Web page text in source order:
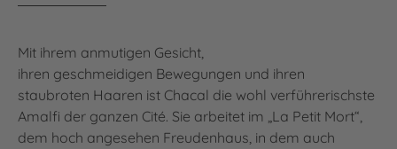
Mit ihrem anmutigen Gesicht,
ihren geschmeidigen Bewegungen und ihren
staubroten Haaren ist Chacal die wohl verführerischste
Amalfi der ganzen Cité. Sie arbeitet im „La Petit Mort“,
dem hoch angesehen Freudenhaus, in dem auch